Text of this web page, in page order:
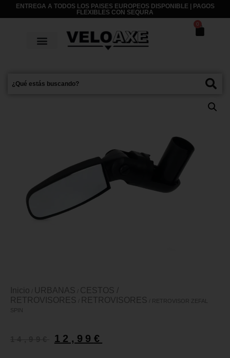
ENTREGA A TODOS LOS PAISES EUROPEOS DISPONIBLE | PAGOS
FLEXIBLES CON SEQURA
0
Inicio URBANAS
CESTOS /
RETROVISORES
RETROVISORES / RETROVISOR ZEFAL
SPIN
12,99 €